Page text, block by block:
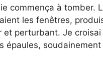
commença à tomber.
les fenêtres,
et perturbant. Je croisai
épaules, soudainement